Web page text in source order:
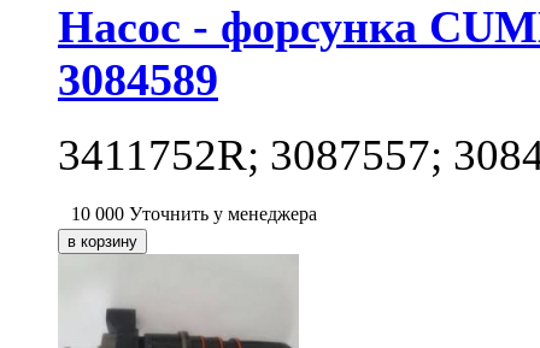
Насос - форсунка
3084589
3411752R; 3087557;
10 000 Уточнить у менеджера